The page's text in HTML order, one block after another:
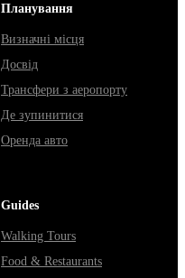
Планування
Визначні місця
Досвід
Трансфери з аеропорту
Де зупинитися
Оренда авто
Guides
Walking Tours
Food & Restaurants